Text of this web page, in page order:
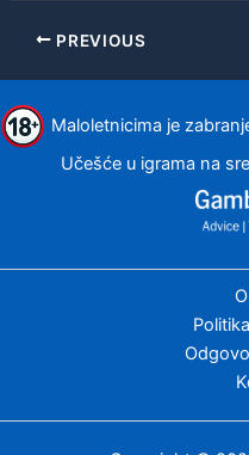
PREVIOUS
Maloletnicima je
Učešće u igrama na